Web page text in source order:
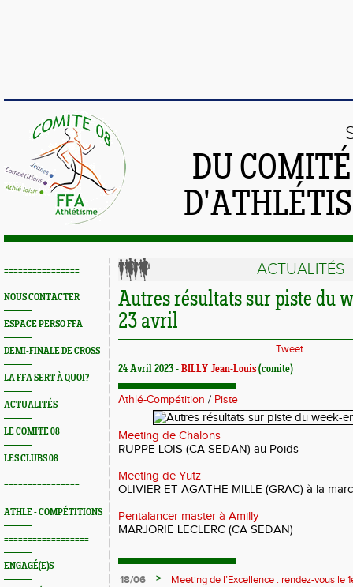
DU
================
NOUS CONTACTER
ESPACE PERSO FFA
DEMI-FINALE DE CROSS
LA FFA SERT À QUOI?
ACTUALITÉS
LE COMITE 08
LES CLUBS 08
================
ATHLE - COMPÉTITIONS
==================
ENGAGÉ(E)S
ACTUALITÉS
Autres résultats sur piste du
23 avril
Tweet
24 Avril 2023 - BILLY Jean-Louis(comite)
Athlé-Compétition / Piste
Meeting de Chalons
RUPPE LOIS (CA SEDAN) au Poids
Meeting de Yutz
OLIVIER ET AGATHE MILLE (GRAC) à la
Pentalancer master à Amilly
MARJORIE LECLERC (CA SEDAN)
18/06 >
Meeting de l’Excellence : rendez-vous le